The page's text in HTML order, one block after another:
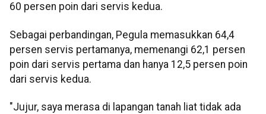
60 persen poin dari servis kedua.
Sebagai perbandingan, Pegula memasukkan 64,4
persen servis pertamanya, memenangi 62,1 persen
poin dari servis pertama dan hanya 12,5 persen poin
dari servis kedua.
"Jujur, saya merasa di lapangan tanah liat tidak ada